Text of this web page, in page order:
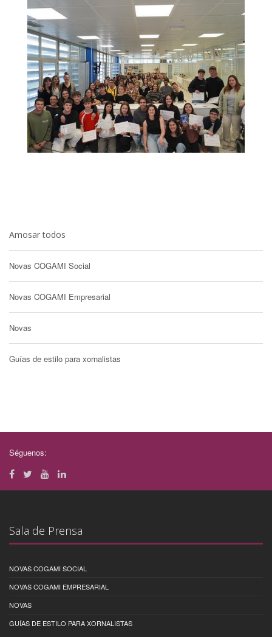
Amosar todos
Novas COGAMI Social
Novas COGAMI Empresarial
Novas
Guías de estilo para xornalistas
Séguenos:
Sala de Prensa
NOVAS COGAMI SOCIAL
NOVAS COGAMI EMPRESARIAL
NOVAS
GUÍAS DE ESTILO PARA XORNALISTAS